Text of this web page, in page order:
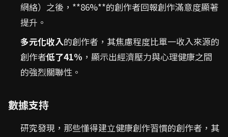
網絡）之後，**86%**的創作者回報創作滿意度顯著
提升。
多元化收入的創作者，其焦慮程度比單一收入來源的
創作者低了41% ，顯示出經濟壓力與心理健康之間
的強烈關聯性。
數據支持
研究發現，那些懂得建立健康創作習慣的創作者，其